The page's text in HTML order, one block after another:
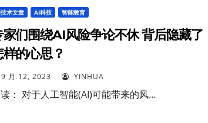
术文章 AI科技 智能教育
家们围绕AI风险争论不休 背后隐藏了
样的心思？
9 月 12, 2023 YINHUA
： 对于人工智能(AI)可能带来的风…